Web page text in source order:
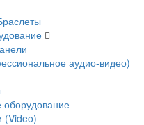
аудио-видео)
(Video)